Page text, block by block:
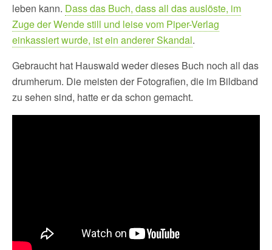
leben kann. Dass das Buch, dass all das auslöste, im
Zuge der Wende still und leise vom Piper-Verlag
einkassiert wurde, ist ein anderer Skandal.
Gebraucht hat Hauswald weder dieses Buch noch all das
drumherum. Die meisten der Fotografien, die im Bildband
zu sehen sind, hatte er da schon gemacht.